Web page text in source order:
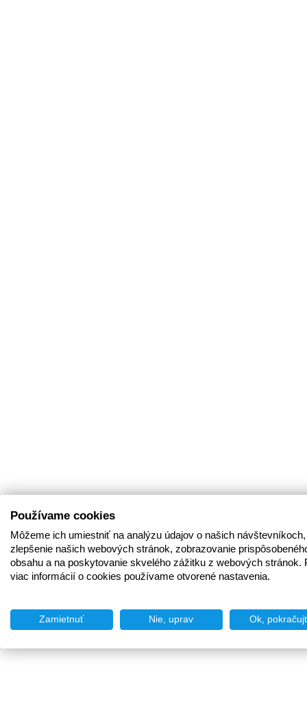
Používame cookies
Môžeme ich umiestniť na analýzu údajov o našich
zlepšenie našich webových stránok, zobrazovanie
obsahu a na poskytovanie skvelého zážitku z webových stránok.
viac informácií o cookies používame otvorené nastavenia.
Zamietnuť Nie, uprav Ok,